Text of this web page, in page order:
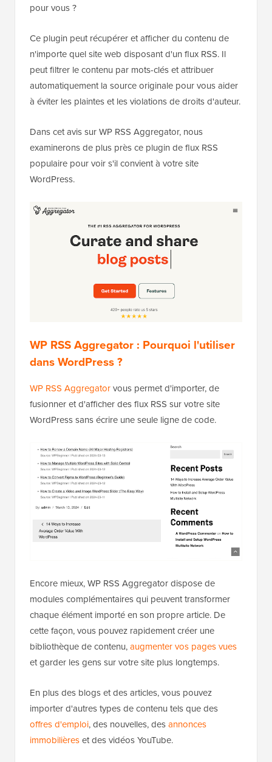
pour vous ?
Ce plugin peut récupérer et afficher du contenu de
n'importe quel site web disposant d'un flux RSS. Il
peut filtrer le contenu par mots-clés et attribuer
automatiquement la source originale pour vous aider
à éviter les plaintes et les violations de droits d'auteur.
Dans cet avis sur WP RSS Aggregator, nous
examinerons de plus près ce plugin de flux RSS
populaire pour voir s'il convient à votre site
WordPress.
WP RSS Aggregator : Pourquoi l'utiliser
dans WordPress ?
WP RSS Aggregatorvous permet d'importer, de
fusionner et d'afficher des flux RSS sur votre site
WordPress sans écrire une seule ligne de code.
Encore mieux, WP RSS Aggregator dispose de
modules complémentaires qui peuvent transformer
chaque élément importé en son propre article. De
cette façon, vous pouvez rapidement créer une
bibliothèque de contenu,augmenter vos pages vues
et garder les gens sur votre site plus longtemps.
En plus des blogs et des articles, vous pouvez
importer d'autres types de contenu tels que des
offres d'emploi, des nouvelles, desannonces
immobilièreset des vidéos YouTube.